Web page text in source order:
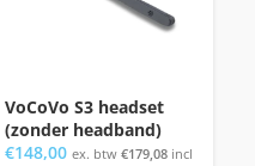
VoCoVo S3 headset
(zonder headband)
€148,00 ex. btw €179,08 incl